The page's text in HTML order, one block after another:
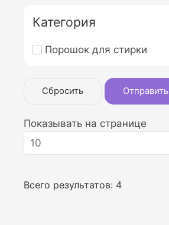
Категория
Порошок для стирки
Сбросить Отправить
Показывать на странице
Всего результатов: 4